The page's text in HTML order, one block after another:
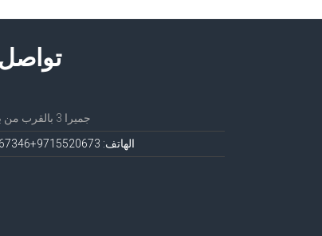
جميرا 3 بالقرب من برج العرب
الهاتف: 971552067 3+971552067346